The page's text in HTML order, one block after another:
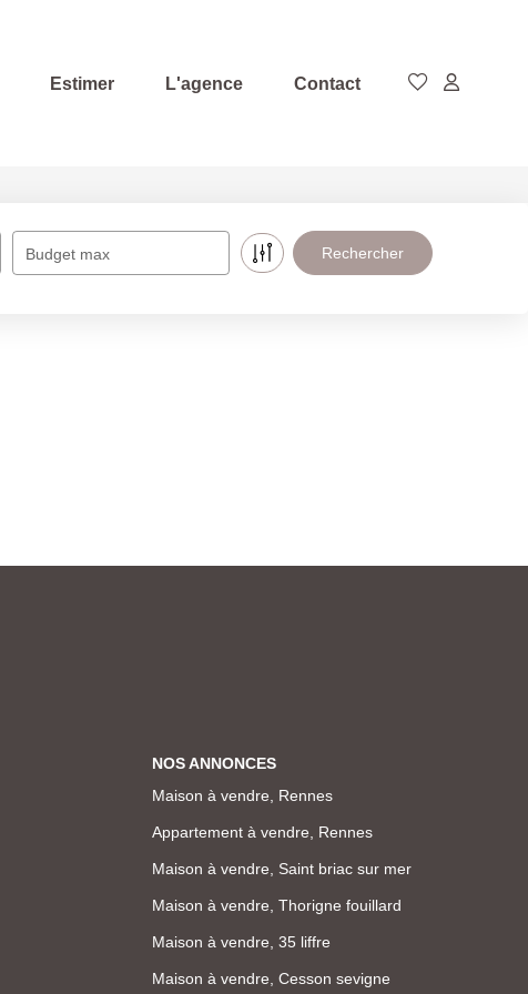
Estimer L'agence Contact
Budget max
NOS ANNONCES
Maison à vendre, Rennes
Appartement à vendre, Rennes
Maison à vendre, Saint briac sur mer
Maison à vendre, Thorigne fouillard
Maison à vendre, 35 liffre
Maison à vendre, Cesson sevigne